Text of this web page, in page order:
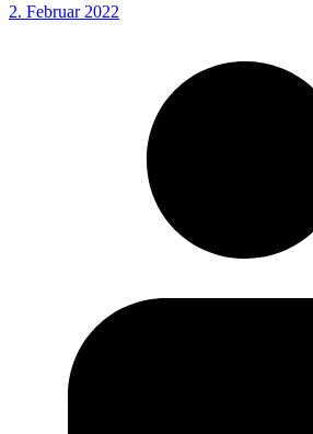
2. Februar 2022